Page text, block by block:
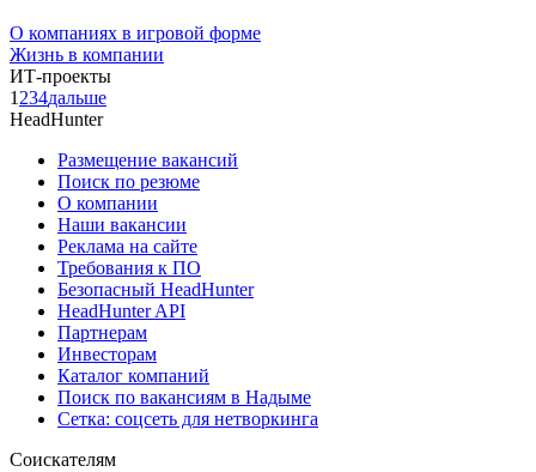
О компаниях в игровой форме
Жизнь в компании
ИТ-проекты
1 234дальше
HeadHunter
Размещение вакансий
Поиск по резюме
О компании
Наши вакансии
Реклама на сайте
Требования к ПО
Безопасный HeadHunter
HeadHunter API
Партнерам
Инвесторам
Каталог компаний
Поиск по вакансиям в Надыме
Сетка: соцсеть для нетворкинга
Соискателям